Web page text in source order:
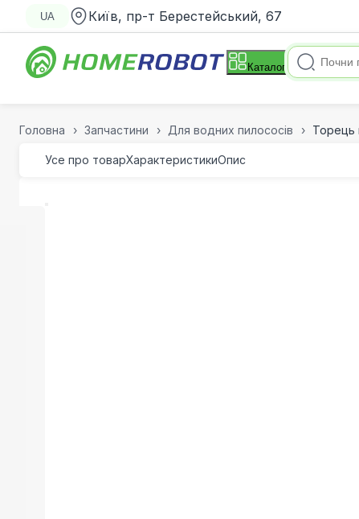
UA Київ, пр-т Берестейський, 67
Каталог
Головна Запчастини Для водних пилососів Торець
Усе про товарХарактеристикиОпис